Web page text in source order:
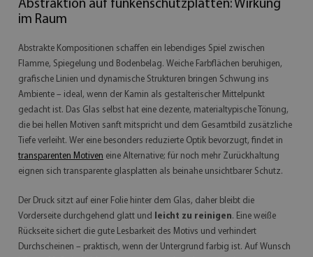
Abstraktion auf funkenschutzplatten: Wirkung
im Raum
Abstrakte Kompositionen schaffen ein lebendiges Spiel zwischen
Flamme, Spiegelung und Bodenbelag. Weiche Farbflächen beruhigen,
grafische Linien und dynamische Strukturen bringen Schwung ins
Ambiente – ideal, wenn der Kamin als gestalterischer Mittelpunkt
gedacht ist. Das Glas selbst hat eine dezente, materialtypische Tönung,
die bei hellen Motiven sanft mitspricht und dem Gesamtbild zusätzliche
Tiefe verleiht. Wer eine besonders reduzierte Optik bevorzugt, findet in
transparenten Motiven eine Alternative; für noch mehr Zurückhaltung
eignen sich transparente glasplatten als beinahe unsichtbarer Schutz.
Der Druck sitzt auf einer Folie hinter dem Glas, daher bleibt die
Vorderseite durchgehend glatt und
leicht zu reinigen. Eine weiße
Rückseite sichert die gute Lesbarkeit des Motivs und verhindert
Durchscheinen – praktisch, wenn der Untergrund farbig ist. Auf Wunsch